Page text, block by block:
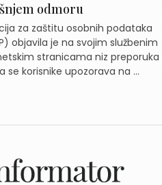
odmoru
za zaštitu osobnih podataka
objavila je na svojim službenim
stranicama niz preporuka
se korisnike upozorava na ...